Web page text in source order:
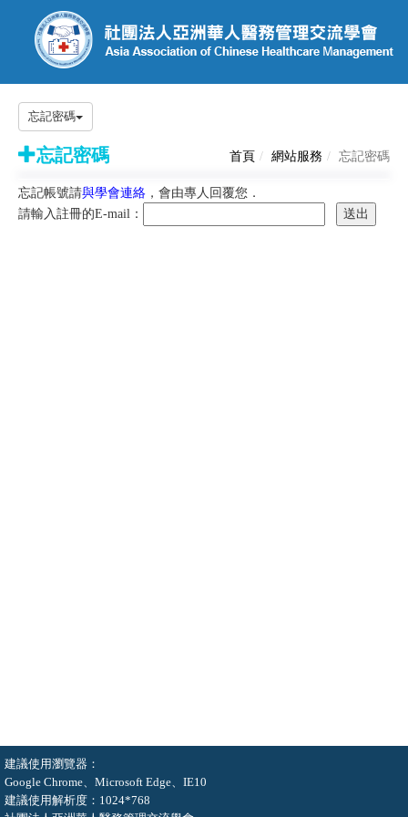
忘記密碼
忘記密碼 首頁 網站服務 忘記密碼
忘記帳號請與學會連絡 ，會由專人回覆您．
請輸入註冊的E-mail：
建議使用瀏覽器：
Google Chrome、Microsoft Edge、IE10
建議使用解析度：1024*768